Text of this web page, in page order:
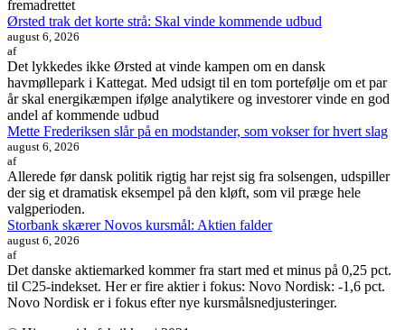
fremadrettet
Ørsted trak det korte strå: Skal vinde kommende udbud
august 6, 2026
af
Det lykkedes ikke Ørsted at vinde kampen om en dansk
havmøllepark i Kattegat. Med udsigt til en tom portefølje om et par
år skal energikæmpen ifølge analytikere og investorer vinde en god
andel af kommende udbud
Mette Frederiksen slår på en modstander, som vokser for hvert slag
august 6, 2026
af
Allerede før dansk politik rigtig har rejst sig fra solsengen, udspiller
der sig et dramatisk eksempel på den kløft, som vil præge hele
valgperioden.
Storbank skærer Novos kursmål: Aktien falder
august 6, 2026
af
Det danske aktiemarked kommer fra start med et minus på 0,25 pct.
til C25-indekset. Her er fire aktier i fokus: Novo Nordisk: -1,6 pct.
Novo Nordisk er i fokus efter nye kursmålsnedjusteringer.